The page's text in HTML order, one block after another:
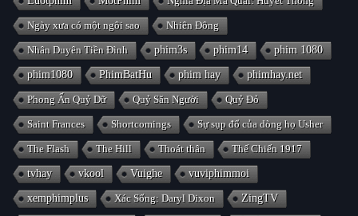
Ngày xưa có một ngôi sao Nhiên Đông
Nhân Duyên Tiền Đình phim3s phim14 phim 1080
phim1080 PhimBatHu phim hay phimhay.net
Phong Ấn Quỷ Dữ Quỷ Săn Người Quỷ Đỏ
Saint Frances Shortcomings Sự sụp đổ của dòng họ Usher
The Flash The Hill Thoát thân Thế Chiến 1917
tvhay vkool Vuighe vuviphimmoi
xemphimplus Xác Sống: Daryl Dixon ZingTV